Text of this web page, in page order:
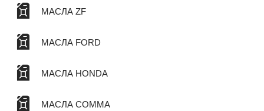
МАСЛА ZF
МАСЛА FORD
МАСЛА HONDA
МАСЛА COMMA